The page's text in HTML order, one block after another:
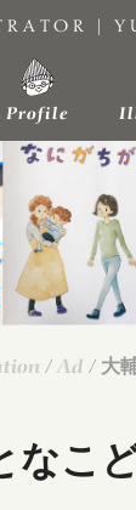
|
Profile
/ Ad / 大
なこ